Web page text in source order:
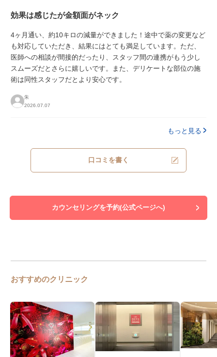
効果は感じたが金額面がネック
4ヶ月通い、約10キロの減量ができました！途中で薬の変更など
も対応していただき、結果にはとても満足しています。ただ、
医師への相談が間接的だったり、スタッフ間の連携がもう少し
スムーズだとさらに嬉しいです。また、デリケートな部位の施
術は同性スタッフだとより安心です。
朱
2026.07.07
もっと見る
口コミを書く
カウンセリングを予約(公式ページへ)
おすすめのクリニック